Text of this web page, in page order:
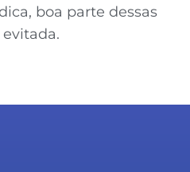
boa parte dessas